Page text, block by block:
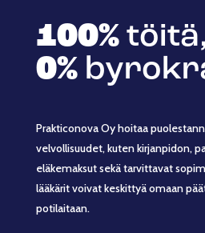
100%töitä,
0%
Prakticonova Oy hoitaa
velvollisuudet, kuten kirjanpidon,
eläkemaksut sekä tarvittavat
lääkärit voivat keskittyä omaan
potilaitaan.